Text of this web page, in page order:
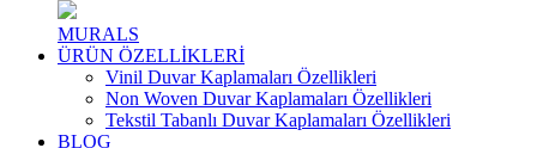
MURALS
ÜRÜN ÖZELLİKLERİ
Vinil Duvar Kaplamaları Özellikleri
Non Woven Duvar Kaplamaları Özellikleri
Tekstil Tabanlı Duvar Kaplamaları Özellikleri
BLOG